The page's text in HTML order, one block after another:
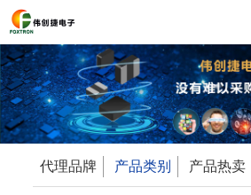
代理品牌 产品类别 产品热卖